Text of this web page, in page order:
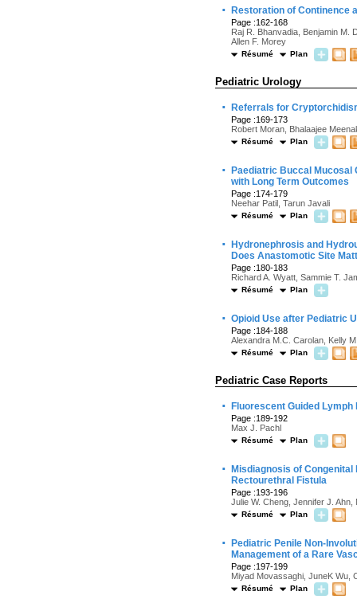
· Restoration of Continence
Page :162-168
Raj R. Bhanvadia, Benjamin M.
Allen F. Morey
Résumé Plan
Pediatric Urology
· Referrals for
Page :169-173
Robert Moran, Bhalaajee
Résumé Plan
·
Paediatric Buccal
with Long Term Outcomes
Page :174-179
Neehar Patil, Tarun Javali
Résumé Plan
·
Hydronephrosis and
Does Anastomotic Site
Page :180-183
Richard A. Wyatt, Sammie T.
Résumé Plan
· Opioid Use after Pediatric
Page :184-188
Alexandra M.C. Carolan, Kelly
Résumé Plan
Pediatric Case Reports
· Fluorescent Guided
Page :189-192
Max J. Pachl
Résumé Plan
·
Misdiagnosis of
Rectourethral Fistula
Page :193-196
Julie W. Cheng, Jennifer J.
Résumé Plan
·
Pediatric Penile Non-
Management of a Rare
Page :197-199
Miyad Movassaghi, JuneK Wu,
Résumé Plan